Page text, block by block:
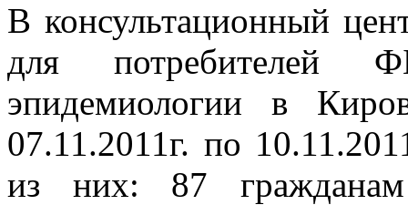
В консультационный
для потребителей
эпидемиологии в
07.11.2011г. по
из них: 87